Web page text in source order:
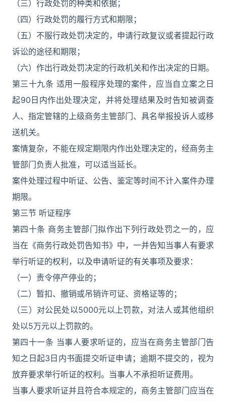
（三）行政处罚的种类和依据；
（四）行政处罚的履行方式和期限；
（五）不服行政处罚决定的，申请行政复议或者提起行政
诉讼的途径和期限；
（六）作出行政处罚决定的行政机关和作出决定的日期。
第三十九条 适用一般程序处理的案件，应当自立案之日
起90日内作出处理决定，并将处理结果及时告知被调查
人、指定管辖的上级商务主管部门、具名举报投诉人或移
送机关。
案情复杂，不能在规定期限内作出处理决定的，经商务主
管部门负责人批准，可以适当延长。
案件处理过程中听证、公告、鉴定等时间不计入案件办理
期限。
第三节 听证程序
第四十条 商务主管部门拟作出下列行政处罚之一的，应
当在《商务行政处罚告知书》中，一并告知当事人有要求
举行听证的权利，以及申请听证的有关事项及要求：
（一）责令停产停业的；
（二）暂扣、撤销或吊销许可证、资格证等的；
（三）对公民处以5000元以上罚款，对法人或其他组织
处以5万元以上罚款的。
第四十一条 当事人要求听证的，应当在商务主管部门告
知之日起3日内书面提交听证申请；逾期不提交的，视为
放弃要求举行听证的权利。当事人不承担听证费用。
当事人要求听证并且符合本规定的，商务主管部门应当在